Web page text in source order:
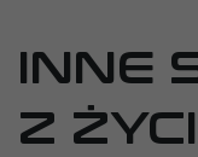
INNE
Z